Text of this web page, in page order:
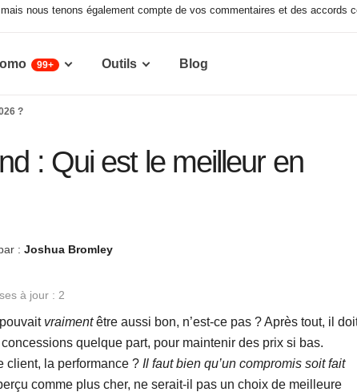
nous tenons également compte de vos commentaires et des
99+ Outils Blog
?
: Qui est le meilleur en
: Joshua Bromley
à jour : 2
vraimentêtre aussi bon, n’est-ce pas ? Après tout, il
quelque part, pour maintenir des prix si bas.
client, la performance ? Il faut bien qu’un compromis soit fait
comme plus cher, ne serait-il pas un choix de meilleure